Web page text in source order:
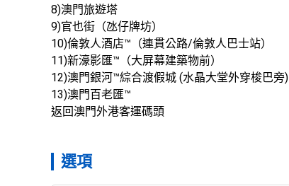
8)澳門旅遊塔
9)官也街（氹仔牌坊）
10)倫敦人酒店™（連貫公路/倫敦人巴士站）
11)新濠影匯™（大屏幕建築物前）
12)澳門銀河™綜合渡假城 (水晶大堂外穿梭巴旁)
13)澳門百老匯™
返回澳門外港客運碼頭
選項